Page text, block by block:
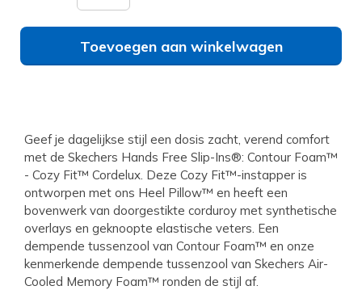
Toevoegen aan winkelwagen
Geef je dagelijkse stijl een dosis zacht, verend comfort
met de Skechers Hands Free Slip-Ins®: Contour Foam™
- Cozy Fit™ Cordelux. Deze Cozy Fit™-instapper is
ontworpen met ons Heel Pillow™ en heeft een
bovenwerk van doorgestikte corduroy met synthetische
overlays en geknoopte elastische veters. Een
dempende tussenzool van Contour Foam™ en onze
kenmerkende dempende tussenzool van Skechers Air-
Cooled Memory Foam™ ronden de stijl af.